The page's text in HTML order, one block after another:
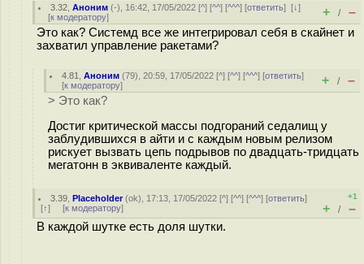
3.32 ,Аноним (-), 16:42, 17/05/2022 [^] [^^] [^^^] [ответить][↓]
[к модератору] + / –
Это как? Системд все же интегрировал себя в скайнет и
захватил управление ракетами?
4.81 ,Аноним (79), 20:59, 17/05/2022 [^] [^^] [^^^] [ответить]
[к модератору] + / –
> Это как?
Достиг критической массы подгораний седалищ у
заблудившихся в айти и с каждым новым релизом
рискует вызвать цепь подрывов по двадцать-тридцать
мегатонн в эквиваленте каждый.
3.39 ,Placeholder(ok), 17:13, 17/05/2022 [^] [^^] [^^^] [ответить]
[↑] [к модератору]
+1
+ / –
В каждой шутке есть доля шутки.